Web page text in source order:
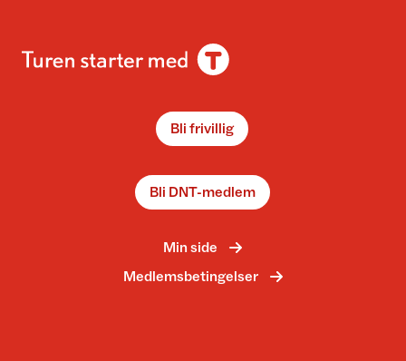
Bli frivillig
Bli DNT-medlem
Min side
Medlemsbetingelser